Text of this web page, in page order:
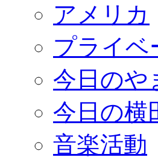
アメリカ
プライベ
今日のや
今日の横
音楽活動